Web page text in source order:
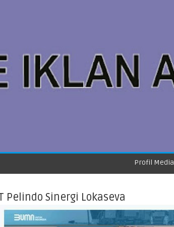
Profil Media
Pelindo Sinergi Lokaseva